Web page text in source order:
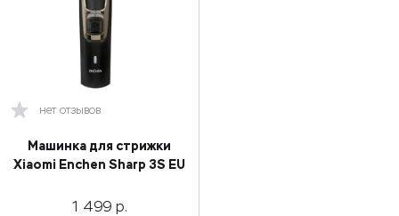
нет отзывов
Машинка для стрижки
Xiaomi Enchen Sharp 3S EU
1 499р.